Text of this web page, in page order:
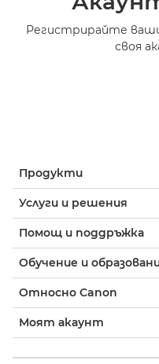
Регистрирайте
своя
Продукти
Услуги и решения
Помощ и поддръжка
Обучение и
Относно Canon
Моят акаунт